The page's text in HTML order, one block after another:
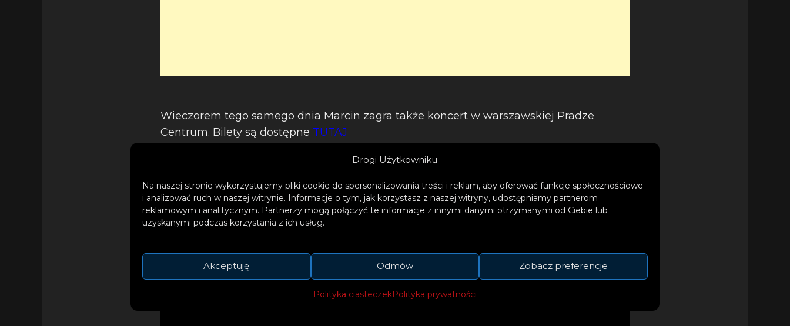
Drogi Użytkowniku
Na naszej stronie wykorzystujemy pliki cookie do spersonalizowania treści i reklam, aby oferować funkcje społecznościowe
i analizować ruch w naszej witrynie. Informacje o tym, jak korzystasz z naszej witryny, udostępniamy partnerom
reklamowym i analitycznym. Partnerzy mogą połączyć te informacje z innymi danymi otrzymanymi od Ciebie lub
uzyskanymi podczas korzystania z ich usług.
Akceptuję Odmów Zobacz preferencje
Polityka ciasteczekPolityka prywatności
Wieczorem tego samego dnia Marcin zagra także koncert w warszawskiej Pradze
Centrum. Bilety są dostępne TUTAJ
Pełen opis oraz regulamin konkursu znajdują się TUTAJ